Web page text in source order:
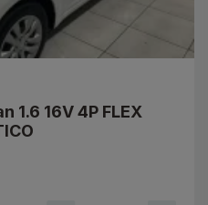
1.6 16V 4P FLEX